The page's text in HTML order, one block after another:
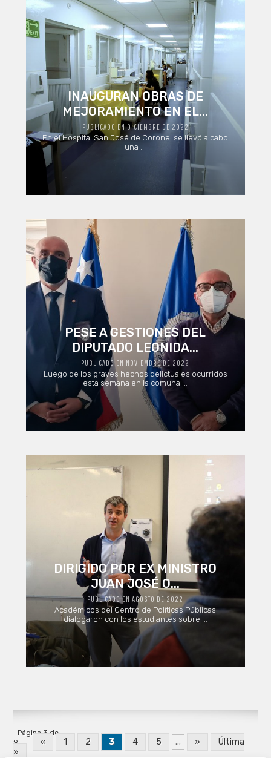
INAUGURAN OBRAS DE
MEJORAMIENTO EN EL...
PUBLICADO EN DICIEMBRE DE 2022
En el Hospital San José de Coronel se llevó a cabo
una ...
PESE A GESTIONES DEL
DIPUTADO LEONIDA...
PUBLICADO EN NOVIEMBRE DE 2022
Luego de los graves hechos delictuales ocurridos
esta semana en la comuna ...
DIRIGIDO POR EX MINISTRO
JUAN JOSÉ O...
PUBLICADO EN AGOSTO DE 2022
Académicos del Centro de Políticas Públicas
dialogaron con los estudiantes sobre ...
Página 3 de
9
« 1 2 3 4 5 ... »
Última
»